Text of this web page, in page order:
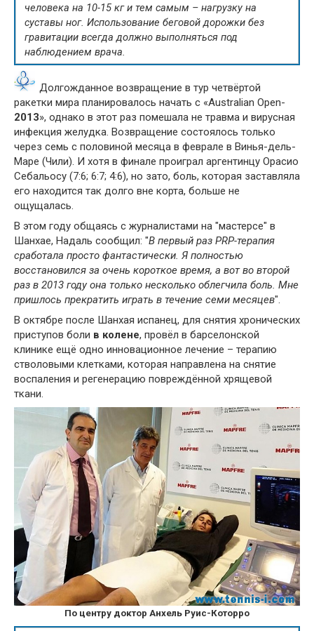
человека на 10-15 кг и тем самым – нагрузку на
суставы ног. Использование беговой дорожки без
гравитации всегда должно выполняться под
наблюдением врача.
Долгожданное возвращение в тур четвёртой
ракетки мира планировалось начать с «Australian Open-
2013», однако в этот раз помешала не травма и вирусная
инфекция желудка. Возвращение состоялось только
через семь с половиной месяца в феврале в Винья-дель-
Маре (Чили). И хотя в финале проиграл аргентинцу Орасио
Себальосу (7:6; 6:7; 4:6), но зато, боль, которая заставляла
его находится так долго вне корта, больше не
ощущалась.
В этом году общаясь с журналистами на "мастерсе" в
Шанхае, Надаль сообщил: "В первый раз PRP-терапия
сработала просто фантастически. Я полностью
восстановился за очень короткое время, а вот во второй
раз в 2013 году она только несколько облегчила боль. Мне
пришлось прекратить играть в течение семи месяцев".
В октябре после Шанхая испанец, для снятия хронических
приступов боли в колене, провёл в барселонской
клинике ещё одно инновационное лечение – терапию
стволовыми клетками, которая направлена на снятие
воспаления и регенерацию повреждённой хрящевой
ткани.
По центру доктор Анхель Руис-Которро